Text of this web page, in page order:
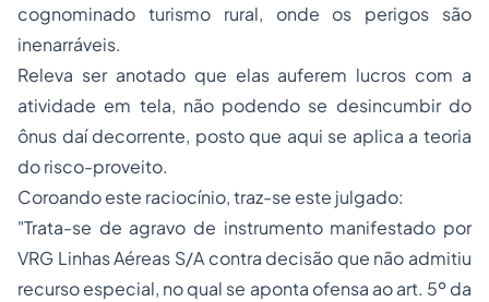
cognominado turismo rural, onde os perigos são
inenarráveis.
Releva ser anotado que elas auferem lucros com a
atividade em tela, não podendo se desincumbir do
ônus daí decorrente, posto que aqui se aplica a teoria
do risco-proveito.
Coroando este raciocínio, traz-se este julgado:
"Trata-se de agravo de instrumento manifestado por
VRG Linhas Aéreas S/A contra decisão que não admitiu
recurso especial, no qual se aponta ofensa ao art. 5º da